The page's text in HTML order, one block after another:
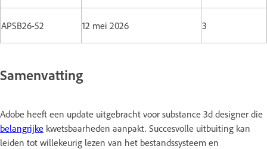
APSB26-52 12 mei 2026 3
Samenvatting
Adobe heeft een update uitgebracht voor substance 3d designer die
belangrijke kwetsbaarheden aanpakt. Succesvolle uitbuiting kan
leiden tot willekeurig lezen van het bestandssysteem en